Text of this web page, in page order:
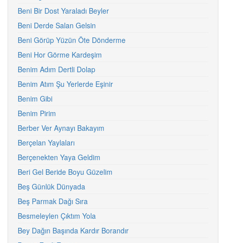
Beni Bir Dost Yaraladı Beyler
Beni Derde Salan Gelsin
Beni Görüp Yüzün Öte Dönderme
Beni Hor Görme Kardeşim
Benim Adım Dertli Dolap
Benim Atım Şu Yerlerde Eşinir
Benim Gibi
Benim Pirim
Berber Ver Aynayı Bakayım
Berçelan Yaylaları
Berçenekten Yaya Geldim
Beri Gel Beride Boyu Güzelim
Beş Günlük Dünyada
Beş Parmak Dağı Sıra
Besmeleylen Çıktım Yola
Bey Dağın Başında Kardır Borandır